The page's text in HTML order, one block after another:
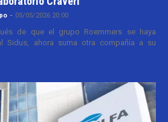
- 05/05/2026 20:00
de que el grupo Roemmers se haya
Sidus, ahora suma otra compañía a su